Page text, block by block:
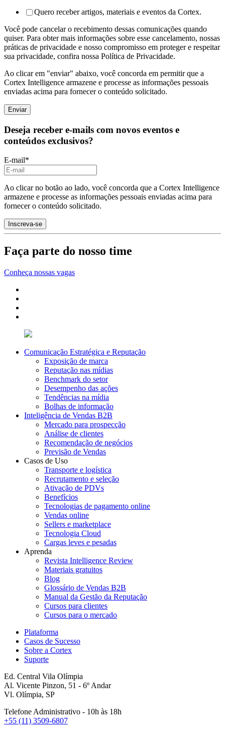
Quero receber artigos, materiais e eventos da Cortex.
Você pode cancelar o recebimento dessas comunicações quando
quiser. Para obter mais informações sobre esse cancelamento, nossas
práticas de privacidade e nosso compromisso em proteger e respeitar
sua privacidade, confira nossa Política de Privacidade.
Ao clicar em "enviar" abaixo, você concorda em permitir que a
Cortex Intelligence armazene e processe as informações pessoais
enviadas acima para fornecer o conteúdo solicitado.
Deseja receber e-mails com novos eventos e
conteúdos exclusivos?
E-mail*
Ao clicar no botão ao lado, você concorda que a Cortex Intelligence
armazene e processe as informações pessoais enviadas acima para
fornecer o conteúdo solicitado.
Faça parte do nosso time
Conheça nossas vagas
Comunicação Estratégica e Reputação
Exposição de marca
Reputação nas mídias
Benchmark do setor
Desempenho das ações
Tendências na mídia
Bolhas de informação
Inteligência de Vendas B2B
Mercado para prospecção
Análise de clientes
Recomendação de negócios
Previsão de Vendas
Casos de Uso
Transporte e logística
Recrutamento e seleção
Ativação de PDVs
Benefícios
Tecnologias de pagamento online
Vendas online
Sellers e marketplace
Tecnologia Cloud
Cargas leves e pesadas
Aprenda
Revista Intelligence Review
Materiais gratuitos
Blog
Glossário de Vendas B2B
Manual da Gestão da Reputação
Cursos para clientes
Cursos para o mercado
Plataforma
Casos de Sucesso
Sobre a Cortex
Suporte
Ed. Central Vila Olímpia
Al. Vicente Pinzon, 51 - 6º Andar
Vl. Olímpia, SP
Telefone Administrativo - 10h às 18h
+55 (11) 3509-6807